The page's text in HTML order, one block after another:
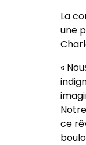
La
une
«
ce